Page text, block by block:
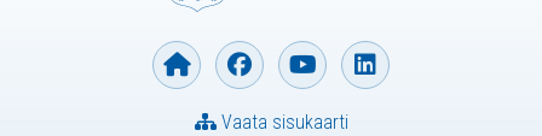
Vaata sisukaarti